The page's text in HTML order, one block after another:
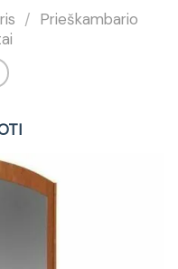
/ Prieškambario